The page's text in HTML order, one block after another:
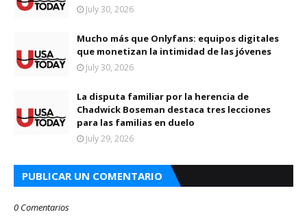
July 30, 2026
Mucho más que Onlyfans: equipos digitales
que monetizan la intimidad de las jóvenes
July 30, 2026
La disputa familiar por la herencia de
Chadwick Boseman destaca tres lecciones
para las familias en duelo
July 29, 2026
PUBLICAR UN COMENTARIO
0 Comentarios